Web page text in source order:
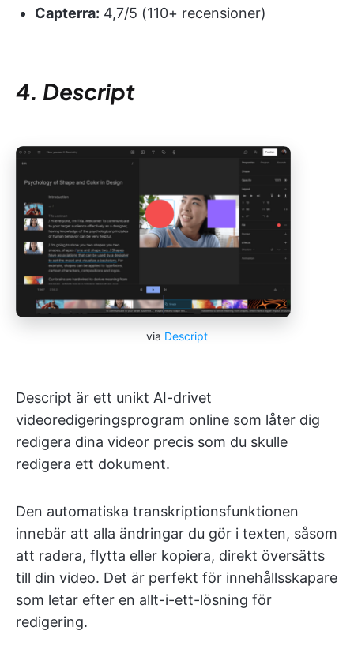
Capterra: 4,7/5 (110+ recensioner)
4. Descript
via Descript
Descript är ett unikt AI-drivet
videoredigeringsprogram online som låter dig
redigera dina videor precis som du skulle
redigera ett dokument.
Den automatiska transkriptionsfunktionen
innebär att alla ändringar du gör i texten, såsom
att radera, flytta eller kopiera, direkt översätts
till din video. Det är perfekt för innehållsskapare
som letar efter en allt-i-ett-lösning för
redigering.